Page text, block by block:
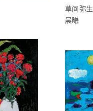
草间弥生
晨曦